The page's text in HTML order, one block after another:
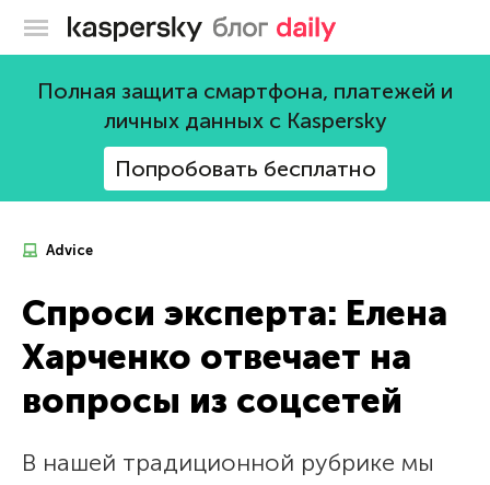
Блог Касперского
Полная защита смартфона, платежей и
личных данных с Kaspersky
Попробовать бесплатно
Advice
Спроси эксперта: Елена
Харченко отвечает на
вопросы из соцсетей
В нашей традиционной рубрике мы